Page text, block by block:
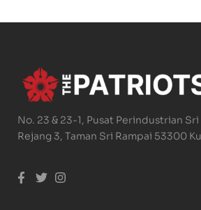
No. 23 & 23-1, Pusat Perindustrian
Rejang 3, Taman Sri Rampai 53300